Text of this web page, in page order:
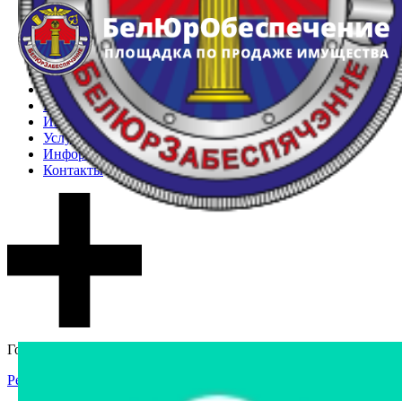
Главная
Арестованное имущество
Реестр несостоявшихся торгов
Реестр переоценок
Частное имущество
Государственное имущество
Интернет-магазин
Интернет-витрина
Услуги
Информация
Контакты
Гостевой доступ
Регистрация